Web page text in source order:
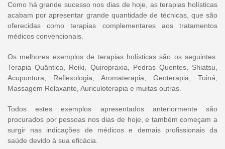
Como há grande sucesso nos dias de hoje, as terapias holísticas
acabam por apresentar grande quantidade de técnicas, que são
oferecidas como terapias complementares aos tratamentos
médicos convencionais.
Os melhores exemplos de terapias holísticas são os seguintes:
Terapia Quântica, Reiki, Quiropraxia, Pedras Quentes, Shiatsu,
Acupuntura, Reflexologia, Aromaterapia, Geoterapia, Tuiná,
Massagem Relaxante, Auriculoterapia e muitas outras.
Todos estes exemplos apresentados anteriormente são
procurados por pessoas nos dias de hoje, e também começam a
surgir nas indicações de médicos e demais profissionais da
saúde devido à sua eficácia.